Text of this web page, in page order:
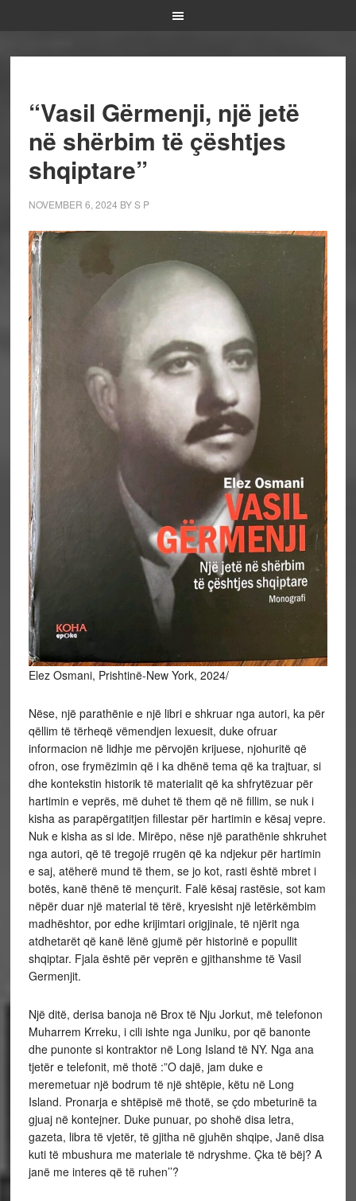
“Vasil Gërmenji, një jetë
në shërbim të çështjes
shqiptare”
NOVEMBER 6, 2024 BYS P
Elez Osmani, Prishtinë-New York, 2024/
Nëse, një parathënie e një libri e shkruar nga autori, ka për
qëllim të tërheqë vëmendjen lexuesit, duke ofruar
informacion në lidhje me përvojën krijuese, njohuritë që
ofron, ose frymëzimin që i ka dhënë tema që ka trajtuar, si
dhe kontekstin historik të materialit që ka shfrytëzuar për
hartimin e veprës, më duhet të them që në fillim, se nuk i
kisha as parapërgatitjen fillestar për hartimin e kësaj vepre.
Nuk e kisha as si ide. Mirëpo, nëse një parathënie shkruhet
nga autori, që të tregojë rrugën që ka ndjekur për hartimin
e saj, atëherë mund të them, se jo kot, rasti është mbret i
botës, kanë thënë të mençurit. Falë kësaj rastësie, sot kam
nëpër duar një material të tërë, kryesisht një letërkëmbim
madhështor, por edhe krijimtari origjinale, të njërit nga
atdhetarët që kanë lënë gjumë për historinë e popullit
shqiptar. Fjala është për veprën e gjithanshme të Vasil
Germenjit.
Një ditë, derisa banoja në Brox të Nju Jorkut, më telefonon
Muharrem Krreku, i cili ishte nga Juniku, por që banonte
dhe punonte si kontraktor në Long Island të NY. Nga ana
tjetër e telefonit, më thotë :”O dajë, jam duke e
meremetuar një bodrum të një shtëpie, këtu në Long
Island. Pronarja e shtëpisë më thotë, se çdo mbeturinë ta
gjuaj në kontejner. Duke punuar, po shohë disa letra,
gazeta, libra të vjetër, të gjitha në gjuhën shqipe, Janë disa
kuti të mbushura me materiale të ndryshme. Çka të bëj? A
janë me interes që të ruhen’’?